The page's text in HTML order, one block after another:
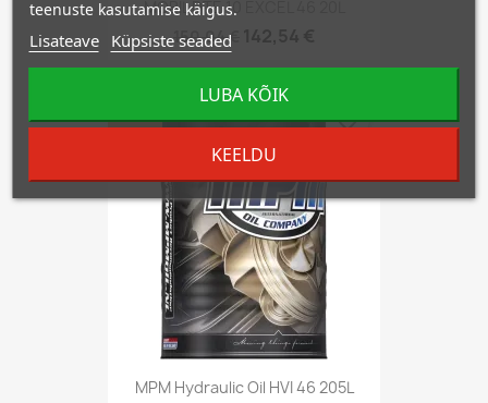
MOBIL DTE 10 EXCEL 46 20L
150,04 €
MPM Hydraulic Oil HVI 46 205L
−5% favorite_border
teenuste kasutamise käigus.
Lisateave Küpsiste seaded
KEELDU
LUBA KÕIK